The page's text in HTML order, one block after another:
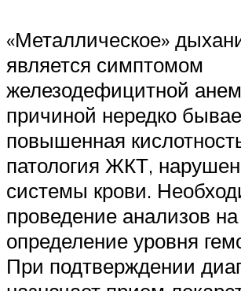
«Металлическое»
является симптомом
железодефицитной
причиной нередко
повышенная
патология ЖКТ,
системы крови.
проведение анализов на
определение уровня
При подтверждении